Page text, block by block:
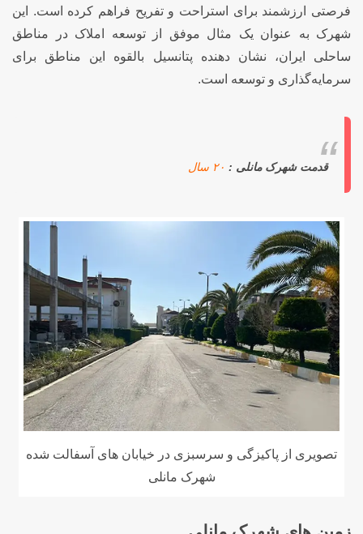
فرصتی ارزشمند برای استراحت و تفریح فراهم کرده است. این
شهرک به عنوان یک مثال موفق از توسعه املاک در مناطق
ساحلی ایران، نشان دهنده پتانسیل بالقوه این مناطق برای
سرمایه‌گذاری و توسعه است.
قدمت شهرک مانلی :
تصویری از پاکیزگی و سرسبزی در خیابان های آسفالت شده
شهرک مانلی